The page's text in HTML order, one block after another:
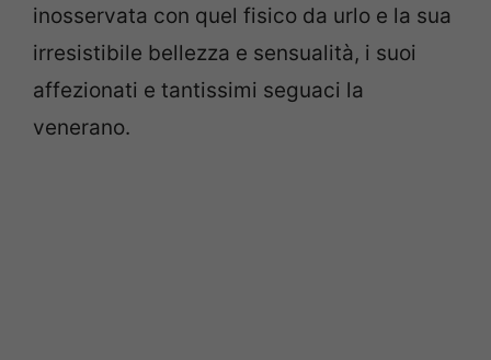
inosservata con quel fisico da urlo e la sua
irresistibile bellezza e sensualità, i suoi
affezionati e tantissimi seguaci la
venerano.